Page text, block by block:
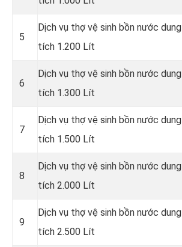
5
Dịch vụ thợ vệ sinh bồn nước dung
tích 1.200 Lít
6
Dịch vụ thợ vệ sinh bồn nước dung
tích 1.300 Lít
7
Dịch vụ thợ vệ sinh bồn nước dung
tích 1.500 Lít
8
Dịch vụ thợ vệ sinh bồn nước dung
tích 2.000 Lít
9
Dịch vụ thợ vệ sinh bồn nước dung
tích 2.500 Lít